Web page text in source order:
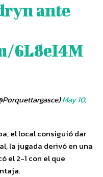
ante
6L8eI4M
May 10,
el local consiguió dar
la jugada derivó en una
el 2-1 con el que